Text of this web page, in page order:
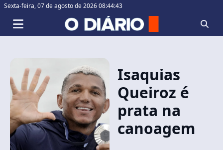
Sexta-feira,07 de agosto de 2026 08:44:43
Isaquias
Queiroz é
prata na
canoagem